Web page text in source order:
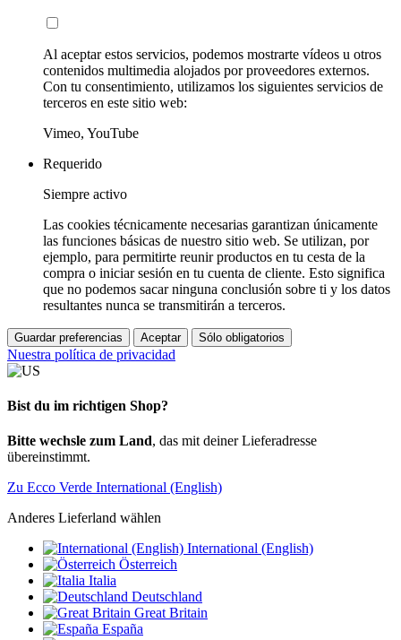
Al aceptar estos servicios, podemos mostrarte vídeos u otros
contenidos multimedia alojados por proveedores externos.
Con tu consentimiento, utilizamos los siguientes servicios de
terceros en este sitio web:
Vimeo, YouTube
Requerido
Siempre activo
Las cookies técnicamente necesarias garantizan únicamente
las funciones básicas de nuestro sitio web. Se utilizan, por
ejemplo, para permitirte reunir productos en tu cesta de la
compra o iniciar sesión en tu cuenta de cliente. Esto significa
que no podemos sacar ninguna conclusión sobre ti y los datos
resultantes nunca se transmitirán a terceros.
Guardar preferencias Aceptar Sólo obligatorios
Nuestra política de privacidad
Bist du im richtigen Shop?
Bitte wechsle zum Land, das mit deiner Lieferadresse
übereinstimmt.
Zu Ecco Verde International (English)
Anderes Lieferland wählen
International (English)
Österreich
Italia
Deutschland
Great Britain
España